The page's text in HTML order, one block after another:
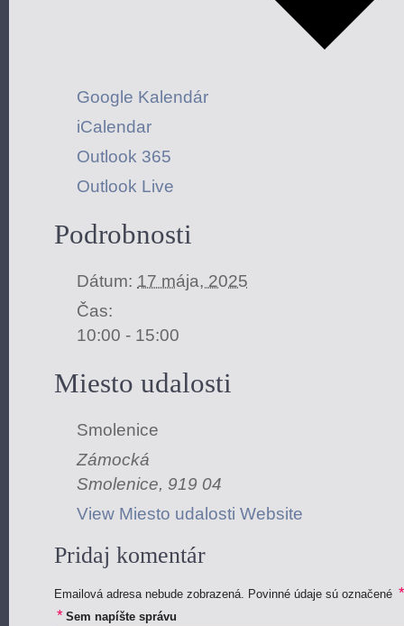
Google Kalendár
iCalendar
Outlook 365
Outlook Live
Podrobnosti
Dátum: 17 mája, 2025
Čas:
10:00 - 15:00
Miesto udalosti
Smolenice
Zámocká
Smolenice, 919 04
View Miesto udalosti Website
Pridaj komentár
Emailová adresa nebude zobrazená. Povinné údaje sú označené *
* Sem napíšte správu